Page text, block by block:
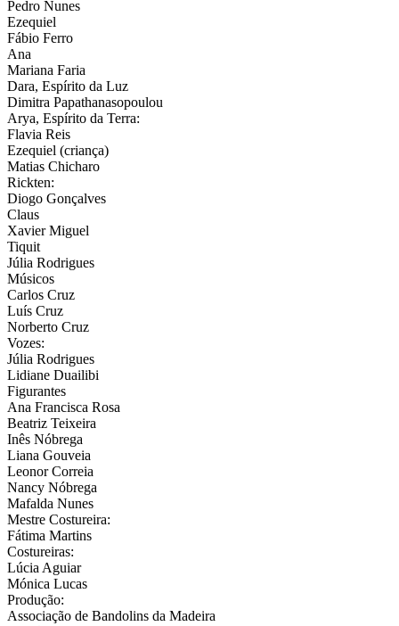
Pedro Nunes
Ezequiel
Fábio Ferro
Ana
Mariana Faria
Dara, Espírito da Luz
Dimitra Papathanasopoulou
Arya, Espírito da Terra:
Flavia Reis
Ezequiel (criança)
Matias Chicharo
Rickten:
Diogo Gonçalves
Claus
Xavier Miguel
Tiquit
Júlia Rodrigues
Músicos
Carlos Cruz
Luís Cruz
Norberto Cruz
Vozes:
Júlia Rodrigues
Lidiane Duailibi
Figurantes
Ana Francisca Rosa
Beatriz Teixeira
Inês Nóbrega
Liana Gouveia
Leonor Correia
Nancy Nóbrega
Mafalda Nunes
Mestre Costureira:
Fátima Martins
Costureiras:
Lúcia Aguiar
Mónica Lucas
Produção:
Associação de Bandolins da Madeira